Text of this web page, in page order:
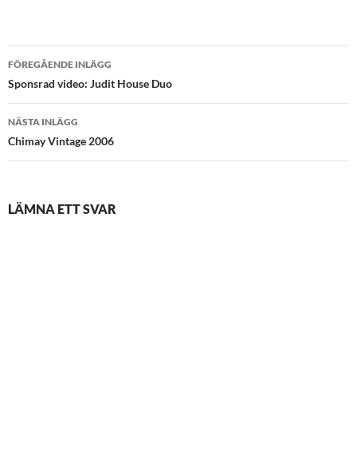
Inläggsnavigering
FÖREGÅENDE INLÄGG
Sponsrad video: Judit House Duo
NÄSTA INLÄGG
Chimay Vintage 2006
LÄMNA ETT SVAR